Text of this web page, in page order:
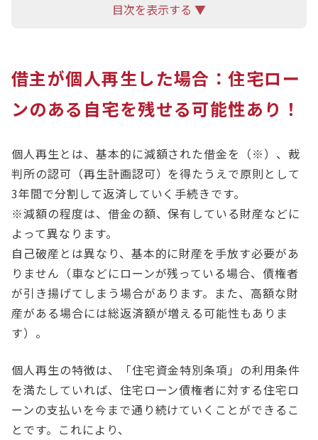
目次を表示する ▼
借主が個人再生した場合：住宅ロー
ンのある自宅を残せる可能性あり！
個人再生とは、基本的に減額された借金を（※）、裁
判所の認可（再生計画認可）を得たうえで原則として
3年間で分割して返済していく手続きです。
※減額の程度は、借金の額、保有している財産などに
よって異なります。
自己破産とは異なり、基本的に財産を手放す必要があ
りません（車などにローンが残っている場合、債権者
が引き揚げてしまう場合があります。また、高額な財
産がある場合には総返済額が増える可能性もありま
す）。
個人再生の特徴は、「住宅資金特別条項」の利用条件
を満たしていれば、住宅ローン債権者に対する住宅ロ
ーンの支払いを今まで通り続けていくことができるこ
とです。これにより、